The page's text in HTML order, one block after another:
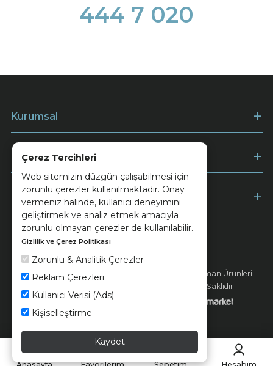
Çerez Tercihleri
Web sitemizin düzgün çalışabilmesi için
zorunlu çerezler kullanılmaktadır. Onay
vermeniz halinde, kullanıcı deneyimini
geliştirmek ve analiz etmek amacıyla
zorunlu olmayan çerezler de kullanılabilir.
Gizlilik ve Çerez Politikası
Zorunlu & Analitik Çerezler
Reklam Çerezleri
Kullanıcı Verisi (Ads)
Kişiselleştirme
Kaydet
444 7 020
Kurumsal
Müşteri Hizmetleri
Ödeme
© 2026 Ünsa Madencilik Turizm Enerji Seramik Orman Ürünleri
Elektrik Üretim San. ve Tic. A.Ş. - Tüm Hakları Saklıdır